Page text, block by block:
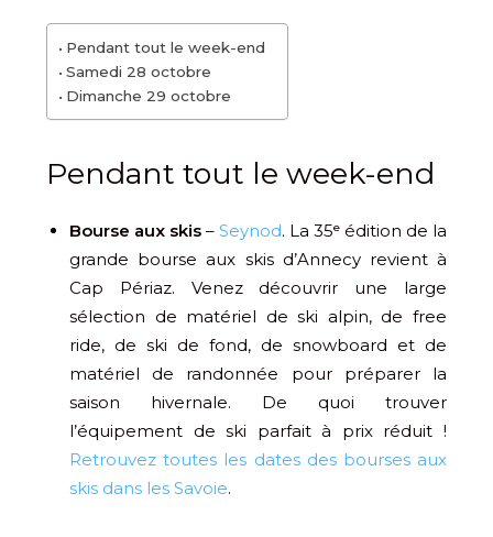
Pendant tout le week-end
Samedi 28 octobre
Dimanche 29 octobre
Pendant tout le week-end
Bourse aux skis – Seynod. La 35ᵉ édition de la
grande bourse aux skis d’Annecy revient à
Cap Périaz. Venez découvrir une large
sélection de matériel de ski alpin, de free
ride, de ski de fond, de snowboard et de
matériel de randonnée pour préparer la
saison hivernale. De quoi trouver
l’équipement de ski parfait à prix réduit !
Retrouvez toutes les dates des bourses aux
skis dans les Savoie.